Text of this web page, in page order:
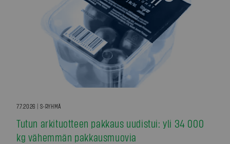
7.7.2026 | S-RYHMÄ
Tutun arkituotteen pakkaus uudistui: yli 34 000
kg vähemmän pakkausmuovia